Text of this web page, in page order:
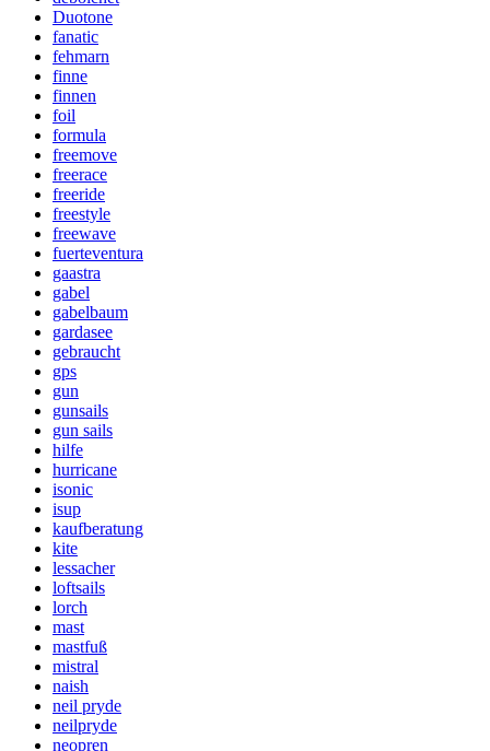
Duotone
fanatic
fehmarn
finne
finnen
foil
formula
freemove
freerace
freeride
freestyle
freewave
fuerteventura
gaastra
gabel
gabelbaum
gardasee
gebraucht
gps
gun
gunsails
gun sails
hilfe
hurricane
isonic
isup
kaufberatung
kite
lessacher
loftsails
lorch
mast
mastfuß
mistral
naish
neil pryde
neilpryde
neopren